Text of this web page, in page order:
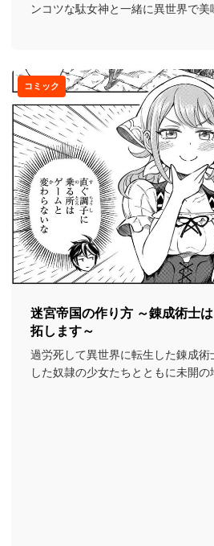
ンコツな駄女神と一緒に異世界で美
コミック
迷宮帝国の作り方 ～錬成術士
拓します～
過労死して異世界に転生した錬成術
した奴隷の少女たちとともに未開の